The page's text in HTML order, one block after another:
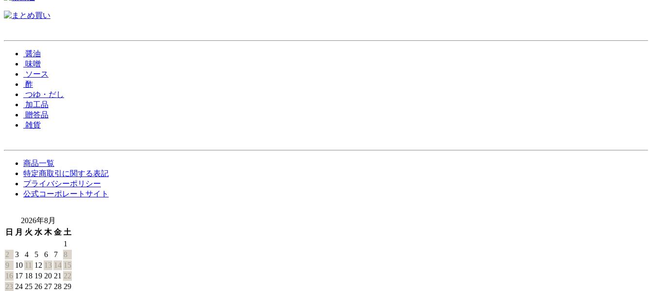
醤油
味噌
ソース
酢
つゆ・だし
加工品
贈答品
雑貨
商品一覧
特定商取引に関する表記
プライバシーポリシー
公式コーポレートサイト
2026年8月
日
月 火 水 木 金 土
1
2
3 4 5 6 7
8
9
10 11 12 13 14 15
16 17 18 19 20 21 22
23 24 25 26 27 28 29